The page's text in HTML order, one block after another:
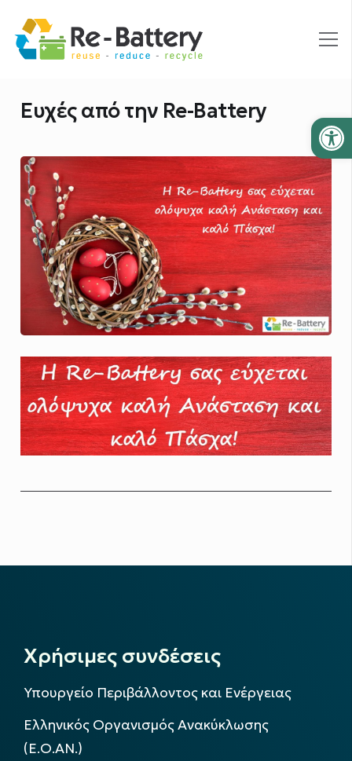
Ευχές από την Re-Battery
Χρήσιμες συνδέσεις
Υπουργείο Περιβάλλοντος και Ενέργειας
Ελληνικός Οργανισμός Ανακύκλωσης
(Ε.Ο.ΑΝ.)